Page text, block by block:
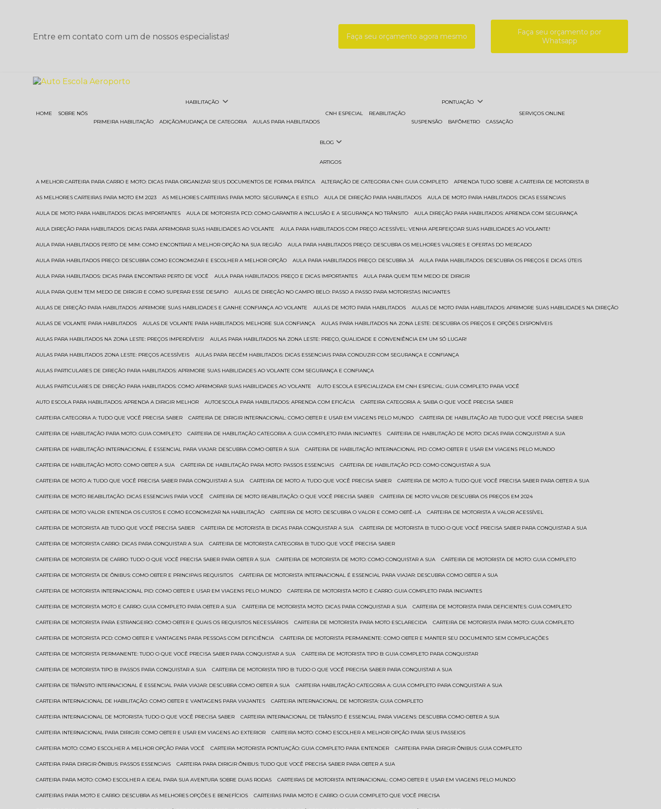
Entre em contato com um de nossos especialistas! Faça seu orçamento agora mesmo
Faça seu orçamento por
Whatsapp
HOME SOBRE NÓS
HABILITAÇÃO
PRIMEIRA HABILITAÇÃO ADIÇÃO/MUDANÇA DE CATEGORIA AULAS PARA HABILITADOS
CNH ESPECIAL REABILITAÇÃO
PONTUAÇÃO
SUSPENSÃO BAFÔMETRO CASSAÇÃO
SERVIÇOS ONLINE
BLOG
ARTIGOS
A MELHOR CARTEIRA PARA CARRO E MOTO: DICAS PARA ORGANIZAR SEUS DOCUMENTOS DE FORMA PRÁTICA ALTERAÇÃO DE CATEGORIA CNH: GUIA COMPLETO APRENDA TUDO SOBRE A CARTEIRA DE MOTORISTA B
AS MELHORES CARTEIRAS PARA MOTO EM 2023 AS MELHORES CARTEIRAS PARA MOTO: SEGURANÇA E ESTILO AULA DE DIREÇÃO PARA HABILITADOS AULA DE MOTO PARA HABILITADOS: DICAS ESSENCIAIS
AULA DE MOTO PARA HABILITADOS: DICAS IMPORTANTES AULA DE MOTORISTA PCD: COMO GARANTIR A INCLUSÃO E A SEGURANÇA NO TRÂNSITO AULA DIREÇÃO PARA HABILITADOS: APRENDA COM SEGURANÇA
AULA DIREÇÃO PARA HABILITADOS: DICAS PARA APRIMORAR SUAS HABILIDADES AO VOLANTE AULA PARA HABILITADOS COM PREÇO ACESSÍVEL: VENHA APERFEIÇOAR SUAS HABILIDADES AO VOLANTE!
AULA PARA HABILITADOS PERTO DE MIM: COMO ENCONTRAR A MELHOR OPÇÃO NA SUA REGIÃO AULA PARA HABILITADOS PREÇO: DESCUBRA OS MELHORES VALORES E OFERTAS DO MERCADO
AULA PARA HABILITADOS PREÇO: DESCUBRA COMO ECONOMIZAR E ESCOLHER A MELHOR OPÇÃO AULA PARA HABILITADOS PREÇO: DESCUBRA JÁ AULA PARA HABILITADOS: DESCUBRA OS PREÇOS E DICAS ÚTEIS
AULA PARA HABILITADOS: DICAS PARA ENCONTRAR PERTO DE VOCÊ AULA PARA HABILITADOS: PREÇO E DICAS IMPORTANTES AULA PARA QUEM TEM MEDO DE DIRIGIR
AULA PARA QUEM TEM MEDO DE DIRIGIR E COMO SUPERAR ESSE DESAFIO AULAS DE DIREÇÃO NO CAMPO BELO: PASSO A PASSO PARA MOTORISTAS INICIANTES
AULAS DE DIREÇÃO PARA HABILITADOS: APRIMORE SUAS HABILIDADES E GANHE CONFIANÇA AO VOLANTE AULAS DE MOTO PARA HABILITADOS AULAS DE MOTO PARA HABILITADOS: APRIMORE SUAS HABILIDADES NA DIREÇÃO
AULAS DE VOLANTE PARA HABILITADOS AULAS DE VOLANTE PARA HABILITADOS: MELHORE SUA CONFIANÇA AULAS PARA HABILITADOS NA ZONA LESTE: DESCUBRA OS PREÇOS E OPÇÕES DISPONÍVEIS
AULAS PARA HABILITADOS NA ZONA LESTE: PREÇOS IMPERDÍVEIS! AULAS PARA HABILITADOS NA ZONA LESTE: PREÇO, QUALIDADE E CONVENIÊNCIA EM UM SÓ LUGAR!
AULAS PARA HABILITADOS ZONA LESTE: PREÇOS ACESSÍVEIS AULAS PARA RECÉM HABILITADOS: DICAS ESSENCIAIS PARA CONDUZIR COM SEGURANÇA E CONFIANÇA
AULAS PARTICULARES DE DIREÇÃO PARA HABILITADOS: APRIMORE SUAS HABILIDADES AO VOLANTE COM SEGURANÇA E CONFIANÇA
AULAS PARTICULARES DE DIREÇÃO PARA HABILITADOS: COMO APRIMORAR SUAS HABILIDADES AO VOLANTE AUTO ESCOLA ESPECIALIZADA EM CNH ESPECIAL: GUIA COMPLETO PARA VOCÊ
AUTO ESCOLA PARA HABILITADOS: APRENDA A DIRIGIR MELHOR AUTOESCOLA PARA HABILITADOS: APRENDA COM EFICÁCIA CARTEIRA CATEGORIA A: SAIBA O QUE VOCÊ PRECISA SABER
CARTEIRA CATEGORIA A: TUDO QUE VOCÊ PRECISA SABER CARTEIRA DE DIRIGIR INTERNACIONAL: COMO OBTER E USAR EM VIAGENS PELO MUNDO CARTEIRA DE HABILITAÇÃO AB: TUDO QUE VOCÊ PRECISA SABER
CARTEIRA DE HABILITAÇÃO PARA MOTO: GUIA COMPLETO CARTEIRA DE HABILITAÇÃO CATEGORIA A: GUIA COMPLETO PARA INICIANTES CARTEIRA DE HABILITAÇÃO DE MOTO: DICAS PARA CONQUISTAR A SUA
CARTEIRA DE HABILITAÇÃO INTERNACIONAL É ESSENCIAL PARA VIAJAR: DESCUBRA COMO OBTER A SUA CARTEIRA DE HABILITAÇÃO INTERNACIONAL PID: COMO OBTER E USAR EM VIAGENS PELO MUNDO
CARTEIRA DE HABILITAÇÃO MOTO: COMO OBTER A SUA CARTEIRA DE HABILITAÇÃO PARA MOTO: PASSOS ESSENCIAIS CARTEIRA DE HABILITAÇÃO PCD: COMO CONQUISTAR A SUA
CARTEIRA DE MOTO A: TUDO QUE VOCÊ PRECISA SABER PARA CONQUISTAR A SUA CARTEIRA DE MOTO A: TUDO QUE VOCÊ PRECISA SABER CARTEIRA DE MOTO A: TUDO QUE VOCÊ PRECISA SABER PARA OBTER A SUA
CARTEIRA DE MOTO REABILITAÇÃO: DICAS ESSENCIAIS PARA VOCÊ CARTEIRA DE MOTO REABILITAÇÃO: O QUE VOCÊ PRECISA SABER CARTEIRA DE MOTO VALOR: DESCUBRA OS PREÇOS EM 2024
CARTEIRA DE MOTO VALOR: ENTENDA OS CUSTOS E COMO ECONOMIZAR NA HABILITAÇÃO CARTEIRA DE MOTO: DESCUBRA O VALOR E COMO OBTÊ-LA CARTEIRA DE MOTORISTA A VALOR ACESSÍVEL
CARTEIRA DE MOTORISTA AB: TUDO QUE VOCÊ PRECISA SABER CARTEIRA DE MOTORISTA B: DICAS PARA CONQUISTAR A SUA CARTEIRA DE MOTORISTA B: TUDO O QUE VOCÊ PRECISA SABER PARA CONQUISTAR A SUA
CARTEIRA DE MOTORISTA CARRO: DICAS PARA CONQUISTAR A SUA CARTEIRA DE MOTORISTA CATEGORIA B: TUDO QUE VOCÊ PRECISA SABER
CARTEIRA DE MOTORISTA DE CARRO: TUDO O QUE VOCÊ PRECISA SABER PARA OBTER A SUA CARTEIRA DE MOTORISTA DE MOTO: COMO CONQUISTAR A SUA CARTEIRA DE MOTORISTA DE MOTO: GUIA COMPLETO
CARTEIRA DE MOTORISTA DE ÔNIBUS: COMO OBTER E PRINCIPAIS REQUISITOS CARTEIRA DE MOTORISTA INTERNACIONAL É ESSENCIAL PARA VIAJAR: DESCUBRA COMO OBTER A SUA
CARTEIRA DE MOTORISTA INTERNACIONAL PID: COMO OBTER E USAR EM VIAGENS PELO MUNDO CARTEIRA DE MOTORISTA MOTO E CARRO: GUIA COMPLETO PARA INICIANTES
CARTEIRA DE MOTORISTA MOTO E CARRO: GUIA COMPLETO PARA OBTER A SUA CARTEIRA DE MOTORISTA MOTO: DICAS PARA CONQUISTAR A SUA CARTEIRA DE MOTORISTA PARA DEFICIENTES: GUIA COMPLETO
CARTEIRA DE MOTORISTA PARA ESTRANGEIRO: COMO OBTER E QUAIS OS REQUISITOS NECESSÁRIOS CARTEIRA DE MOTORISTA PARA MOTO ESCLARECIDA CARTEIRA DE MOTORISTA PARA MOTO: GUIA COMPLETO
CARTEIRA DE MOTORISTA PCD: COMO OBTER E VANTAGENS PARA PESSOAS COM DEFICIÊNCIA CARTEIRA DE MOTORISTA PERMANENTE: COMO OBTER E MANTER SEU DOCUMENTO SEM COMPLICAÇÕES
CARTEIRA DE MOTORISTA PERMANENTE: TUDO O QUE VOCÊ PRECISA SABER PARA CONQUISTAR A SUA CARTEIRA DE MOTORISTA TIPO B: GUIA COMPLETO PARA CONQUISTAR
CARTEIRA DE MOTORISTA TIPO B: PASSOS PARA CONQUISTAR A SUA CARTEIRA DE MOTORISTA TIPO B: TUDO O QUE VOCÊ PRECISA SABER PARA CONQUISTAR A SUA
CARTEIRA DE TRÂNSITO INTERNACIONAL É ESSENCIAL PARA VIAJAR: DESCUBRA COMO OBTER A SUA CARTEIRA HABILITAÇÃO CATEGORIA A: GUIA COMPLETO PARA CONQUISTAR A SUA
CARTEIRA INTERNACIONAL DE HABILITAÇÃO: COMO OBTER E VANTAGENS PARA VIAJANTES CARTEIRA INTERNACIONAL DE MOTORISTA: GUIA COMPLETO
CARTEIRA INTERNACIONAL DE MOTORISTA: TUDO O QUE VOCÊ PRECISA SABER CARTEIRA INTERNACIONAL DE TRÂNSITO É ESSENCIAL PARA VIAGENS: DESCUBRA COMO OBTER A SUA
CARTEIRA INTERNACIONAL PARA DIRIGIR: COMO OBTER E USAR EM VIAGENS AO EXTERIOR CARTEIRA MOTO: COMO ESCOLHER A MELHOR OPÇÃO PARA SEUS PASSEIOS
CARTEIRA MOTO: COMO ESCOLHER A MELHOR OPÇÃO PARA VOCÊ CARTEIRA MOTORISTA PONTUAÇÃO: GUIA COMPLETO PARA ENTENDER CARTEIRA PARA DIRIGIR ÔNIBUS: GUIA COMPLETO
CARTEIRA PARA DIRIGIR ÔNIBUS: PASSOS ESSENCIAIS CARTEIRA PARA DIRIGIR ÔNIBUS: TUDO QUE VOCÊ PRECISA SABER PARA OBTER A SUA
CARTEIRA PARA MOTO: COMO ESCOLHER A IDEAL PARA SUA AVENTURA SOBRE DUAS RODAS CARTEIRAS DE MOTORISTA INTERNACIONAL: COMO OBTER E USAR EM VIAGENS PELO MUNDO
CARTEIRAS PARA MOTO E CARRO: DESCUBRA AS MELHORES OPÇÕES E BENEFÍCIOS CARTEIRAS PARA MOTO E CARRO: O GUIA COMPLETO QUE VOCÊ PRECISA